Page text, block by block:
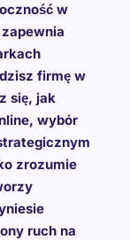
w
firmę w
się, jak
wybór
zrozumie
ruch na